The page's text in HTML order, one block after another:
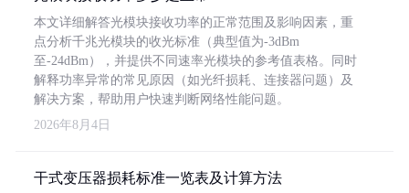
本文详细解答光模块接收功率的正常范围及影响因素，重
点分析千兆光模块的收光标准（典型值为-3dBm
至-24dBm），并提供不同速率光模块的参考值表格。同时
解释功率异常的常见原因（如光纤损耗、连接器问题）及
解决方案，帮助用户快速判断网络性能问题。
2026年8月4日
干式变压器损耗标准一览表及计算方法